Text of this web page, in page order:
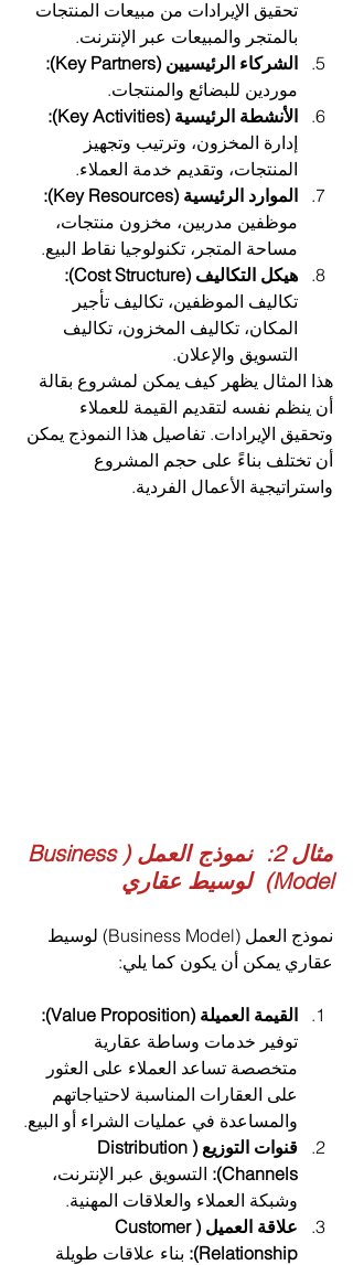
تحقيق الإيرادات من مبيعات المنتجات
بالمتجر والمبيعات عبر الإنترنت.
الشركاء الرئيسيين (Key Partners):
موردين للبضائع والمنتجات.
الأنشطة الرئيسية (Key Activities):
إدارة المخزون، وترتيب وتجهيز
المنتجات، وتقديم خدمة العملاء.
الموارد الرئيسية (Key Resources):
موظفين مدربين، مخزون منتجات،
مساحة المتجر، تكنولوجيا نقاط البيع.
هيكل التكاليف (Cost Structure):
تكاليف الموظفين، تكاليف تأجير
المكان، تكاليف المخزون، تكاليف
التسويق والإعلان.
هذا المثال يظهر كيف يمكن لمشروع بقالة
أن ينظم نفسه لتقديم القيمة للعملاء
وتحقيق الإيرادات. تفاصيل هذا النموذج يمكن
أن تختلف بناءً على حجم المشروع
واستراتيجية الأعمال الفردية.
مثال 2:  نموذج العمل (Business
Model)  لوسيط عقاري
نموذج العمل (Business Model) لوسيط
عقاري يمكن أن يكون كما يلي:
القيمة العميلة (Value Proposition):
توفير خدمات وساطة عقارية
متخصصة تساعد العملاء على العثور
على العقارات المناسبة لاحتياجاتهم
والمساعدة في عمليات الشراء أو البيع.
قنوات التوزيع (Distribution
Channels):
التسويق عبر الإنترنت،
وشبكة العملاء والعلاقات المهنية.
علاقة العميل (Customer
Relationship):
بناء علاقات طويلة